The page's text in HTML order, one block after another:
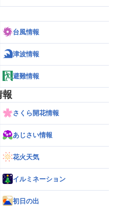
台風情報
津波情報
避難情報
報
さくら開花情報
あじさい情報
花火天気
イルミネーション
初日の出